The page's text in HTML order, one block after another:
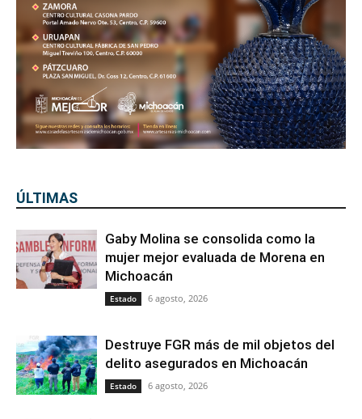
ÚLTIMAS
Gaby Molina se consolida como la
mujer mejor evaluada de Morena en
Michoacán
Estado 6 agosto, 2026
Destruye FGR más de mil objetos del
delito asegurados en Michoacán
Estado 6 agosto, 2026